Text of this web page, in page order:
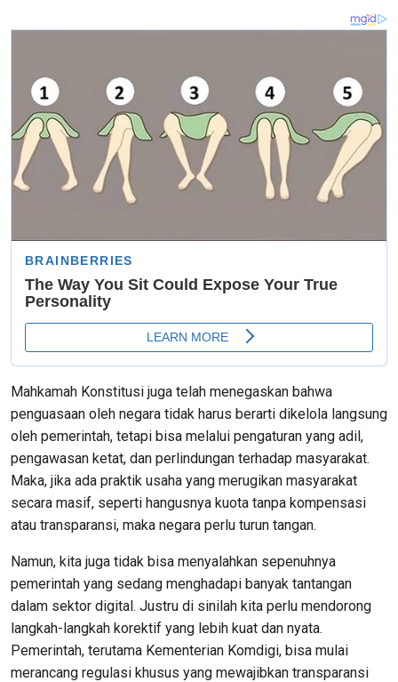
Mahkamah Konstitusi juga telah menegaskan bahwa
penguasaan oleh negara tidak harus berarti dikelola langsung
oleh pemerintah, tetapi bisa melalui pengaturan yang adil,
pengawasan ketat, dan perlindungan terhadap masyarakat.
Maka, jika ada praktik usaha yang merugikan masyarakat
secara masif, seperti hangusnya kuota tanpa kompensasi
atau transparansi, maka negara perlu turun tangan.
Namun, kita juga tidak bisa menyalahkan sepenuhnya
pemerintah yang sedang menghadapi banyak tantangan
dalam sektor digital. Justru di sinilah kita perlu mendorong
langkah-langkah korektif yang lebih kuat dan nyata.
Pemerintah, terutama Kementerian Komdigi, bisa mulai
merancang regulasi khusus yang mewajibkan transparansi